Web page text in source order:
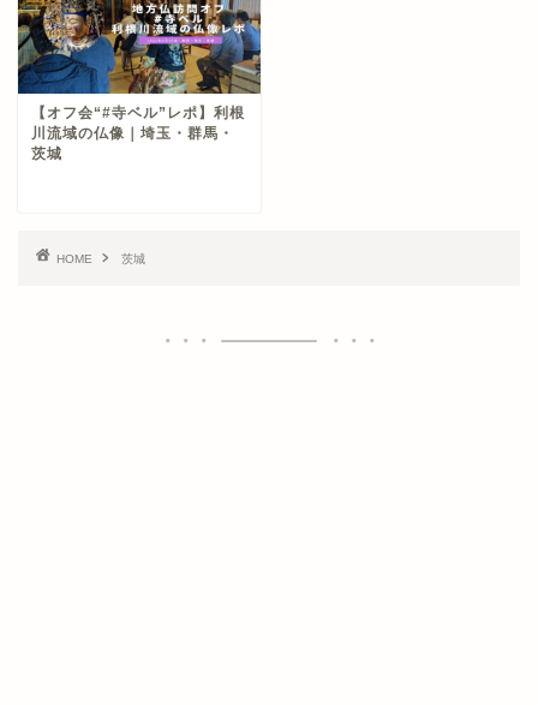
【オフ会“#寺ベル”レポ】利根
川流域の仏像｜埼玉・群馬・
茨城
HOME 茨城